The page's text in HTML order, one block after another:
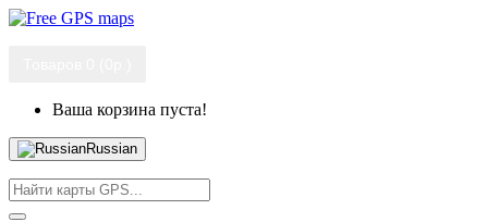
Ваша корзина пуста!
Russian